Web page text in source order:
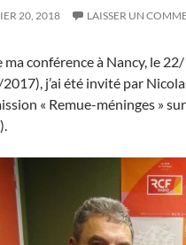
20, 2018 LAISSER UN
ma conférence à Nancy, le
j’ai été invité par
« Remue-méninges »